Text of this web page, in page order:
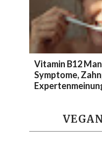
Vitamin B12
Symptome,